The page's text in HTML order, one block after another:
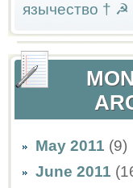
язычество † ☭
May 2011 (9)
June 2011